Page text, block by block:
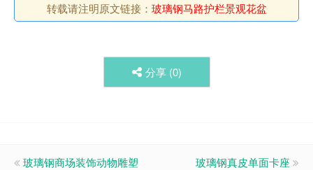
转载请注明原文链接： 玻璃钢马路护栏景观花盆
分享 (0)
玻璃钢商场装饰动物雕塑 玻璃钢真皮单面卡座